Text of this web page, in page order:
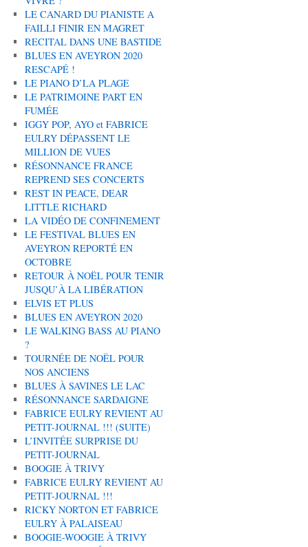
LE CANARD DU PIANISTE A
FAILLI FINIR EN MAGRET
RECITAL DANS UNE BASTIDE
BLUES EN AVEYRON 2020
RESCAPÉ !
LE PIANO D’LA PLAGE
LE PATRIMOINE PART EN
FUMÉE
IGGY POP, AYO et FABRICE
EULRY DÉPASSENT LE
MILLION DE VUES
RÉSONNANCE FRANCE
REPREND SES CONCERTS
REST IN PEACE, DEAR
LITTLE RICHARD
LA VIDÉO DE CONFINEMENT
LE FESTIVAL BLUES EN
AVEYRON REPORTÉ EN
OCTOBRE
RETOUR À NOËL POUR TENIR
JUSQU’À LA LIBÉRATION
ELVIS ET PLUS
BLUES EN AVEYRON 2020
LE WALKING BASS AU PIANO
?
TOURNÉE DE NOËL POUR
NOS ANCIENS
BLUES À SAVINES LE LAC
RÉSONNANCE SARDAIGNE
FABRICE EULRY REVIENT AU
PETIT-JOURNAL !!! (SUITE)
L’INVITÉE SURPRISE DU
PETIT-JOURNAL
BOOGIE À TRIVY
FABRICE EULRY REVIENT AU
PETIT-JOURNAL !!!
RICKY NORTON ET FABRICE
EULRY À PALAISEAU
BOOGIE-WOOGIE À TRIVY